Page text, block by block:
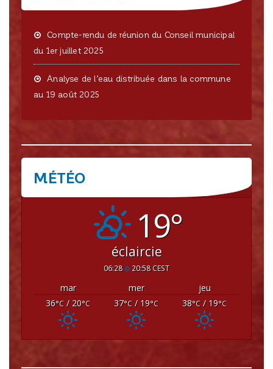
Compte-rendu de réunion du Conseil municipal
du 1er juillet 2025
Analyse de l’eau distribuée dans la commune
au 19 août 2025
MÉTÉO
19°
éclaircie
06:28 20:58 CEST
mar mer
jeu
36°C / 20°C 37°C / 19°C 38°C / 19°C